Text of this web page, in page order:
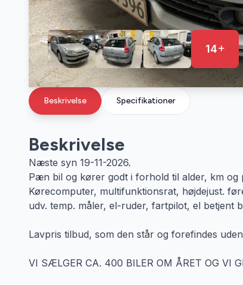
14
Specifikationer
Beskrivelse
Beskrivelse
Næste syn 19-11-2026.
Pæn bil og kører godt i forhold til alder, km og
Kørecomputer, multifunktionsrat, højdejust.
udv. temp. måler, el-ruder, fartpilot, el betjent
Lavpris tilbud, som den står og forefindes
VI SÆLGER CA. 400 BILER OM ÅRET OG VI